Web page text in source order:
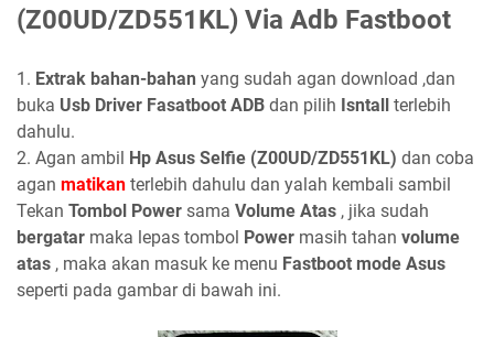
(Z00UD/ZD551KL) Via Adb Fastboot
1. Extrak bahan-bahan yang sudah agan download ,dan
buka Usb Driver Fasatboot ADB dan pilih Isntall terlebih
dahulu.
2. Agan ambil Hp Asus Selfie (Z00UD/ZD551KL) dan coba
agan matikan terlebih dahulu dan yalah kembali sambil
Tekan Tombol Power sama Volume Atas , jika sudah
bergatar maka lepas tombol Power masih tahan volume
atas , maka akan masuk ke menu Fastboot mode Asus
seperti pada gambar di bawah ini.